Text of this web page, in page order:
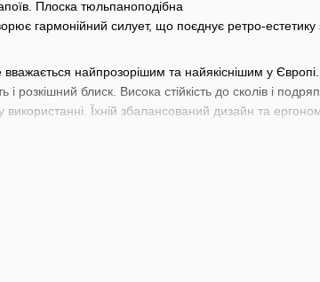
Плоска тюльпаноподібна
гармонійний силует, що поєднує ретро-естетику
найпрозорішим та найякіснішим у Європі.
і розкішний блиск. Висока стійкість до сколів і
Їхній збалансований дизайн та